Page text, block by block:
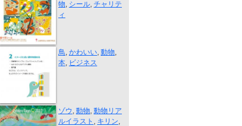
物, シール, チャリテ
ィ
制作例 “展覧...
鳥, かわいい, 動物,
本, ビジネス
動物イラスト...
ゾウ, 動物, 動物リア
ルイラスト , キリン,